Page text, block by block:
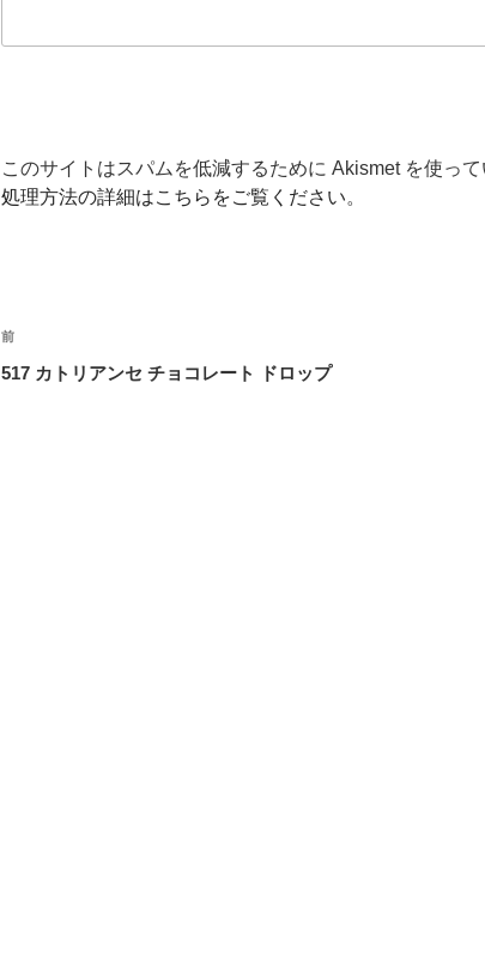
このサイトはスパムを低減するために Akismet を使って
処理方法の詳細はこちらをご覧ください。
投
稿
前
の
前
517 カトリアンセ チョコレート ドロップ